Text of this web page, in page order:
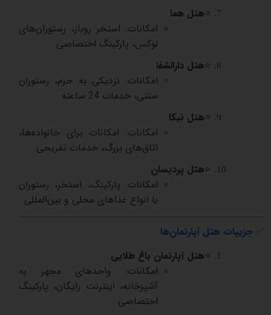
⭐هتل هما
امکانات: استخر روباز، رستوران‌های
لوکس، پارکینگ اختصاصی
⭐هتل دارالشفا
امکانات: نزدیکی به حرم، رستوران
سنتی، خدمات 24 ساعته
⭐هتل نیکا
امکانات: امکانات برای خانواده‌ها،
اتاق‌های بزرگ، خدمات تفریحی
⭐هتل پردیسان
امکانات: پارکینگ، استخر، رستوران
با انواع غذاهای محلی و بین‌المللی
جزییات هتل آپارتمان‌ها
⭐هتل آپارتمان باغ طلایی
امکانات: واحدهای مجهز به
آشپزخانه، اینترنت رایگان، پارکینگ
اختصاصی